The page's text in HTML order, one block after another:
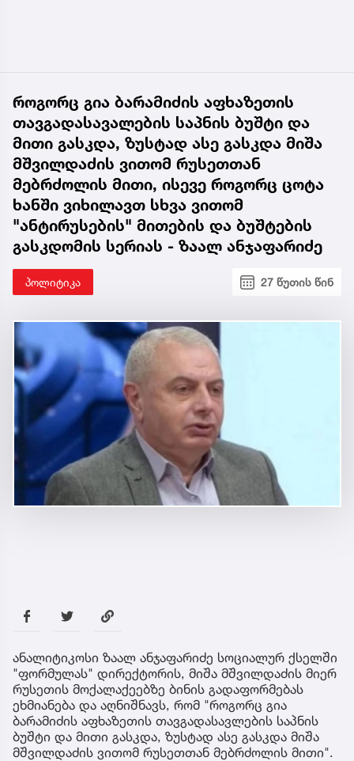
როგორც გია ბარამიძის აფხაზეთის
თავგადასავალების საპნის ბუშტი და
მითი გასკდა, ზუსტად ასე გასკდა მიშა
მშვილდაძის ვითომ რუსეთთან
მებრძოლის მითი, ისევე როგორც ცოტა
ხანში ვიხილავთ სხვა ვითომ
"ანტირუსების" მითების და ბუშტების
გასკდომის სერიას - ზაალ ანჯაფარიძე
პოლიტიკა 27 წუთის წინ
ანალიტიკოსი ზაალ ანჯაფარიძე სოციალურ ქსელში
"ფორმულას" დირექტორის, მიშა მშვილდაძის მიერ
რუსეთის მოქალაქეებზე ბინის გადაფორმებას
ეხმიანება და აღნიშნავს, რომ "როგორც გია
ბარამიძის აფხაზეთის თავგადასავლების საპნის
ბუშტი და მითი გასკდა, ზუსტად ასე გასკდა მიშა
მშვილდაძის ვითომ რუსეთთან მებრძოლის მითი".